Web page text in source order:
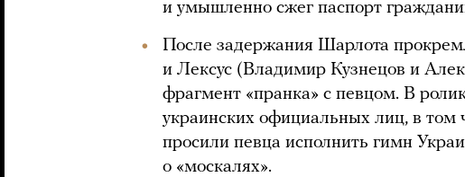
и умышленно сжег паспорт
После задержания Шарлота
и Лексус (Владимир Кузнецов и
фрагмент «пранка» с певцом. В
украинских официальных лиц, в том
просили певца исполнить гимн
о «москалях».